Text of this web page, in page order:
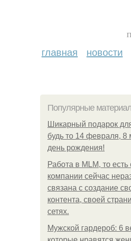
главная новости
Популярные
Шикарный подарок
будь то 14 февраля, 8
день рождения!
Работа в MLM, то есть
компании сейчас
связана с создание
контента, своей
сетях.
Мужской гардероб: 6